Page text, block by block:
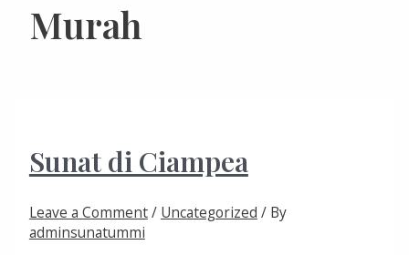
Murah
Sunat di Ciampea
Leave a Comment/ Uncategorized / By
adminsunatummi